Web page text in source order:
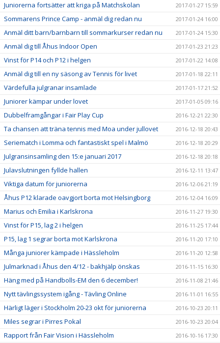
Juniorerna fortsätter att kriga på Matchskolan 2017-01-27 15:59
Sommarens Prince Camp - anmäl dig redan nu 2017-01-24 16:00
Anmäl ditt barn/barnbarn till sommarkurser redan nu 2017-01-24 15:30
Anmäl dig till Åhus Indoor Open 2017-01-23 21:23
Vinst för P14 och P12 i helgen 2017-01-22 14:08
Anmäl dig till en ny säsong av Tennis för livet 2017-01-18 22:11
Värdefulla julgranar insamlade 2017-01-17 21:52
Juniorer kämpar under lovet 2017-01-05 09:16
Dubbelframgångar i Fair Play Cup 2016-12-21 22:30
Ta chansen att träna tennis med Moa under jullovet 2016-12-18 20:43
Seriematch i Lomma och fantastiskt spel i Malmö 2016-12-18 20:29
Julgransinsamling den 15:e januari 2017 2016-12-18 20:18
Julavslutningen fyllde hallen 2016-12-11 13:47
Viktiga datum för juniorerna 2016-12-06 21:19
Åhus P12 klarade oavgjort borta mot Helsingborg 2016-12-04 16:09
Marius och Emilia i Karlskrona 2016-11-27 19:30
Vinst för P15, lag 2 i helgen 2016-11-25 17:44
P15, lag 1 segrar borta mot Karlskrona 2016-11-20 17:10
Många juniorer kämpade i Hässleholm 2016-11-20 12:58
Julmarknad i Åhus den 4/12 - bakhjälp önskas 2016-11-15 16:30
Häng med på Handbolls-EM den 6 december! 2016-11-08 21:46
Nytt tävlingssystem igång - Tävling Online 2016-11-01 16:55
Härligt läger i Stockholm 20-23 okt för juniorerna 2016-10-23 20:11
Miles segrar i Pirres Pokal 2016-10-23 20:04
Rapport från Fair Vision i Hässleholm 2016-10-16 17:30